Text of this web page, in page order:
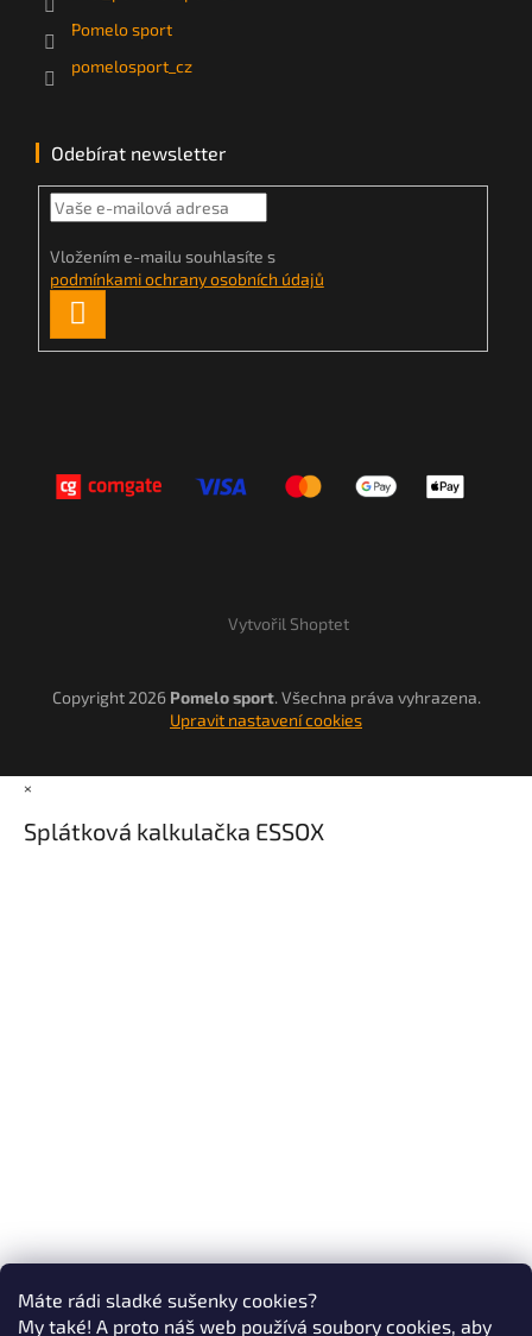
Máte rádi sladké sušenky cookies?
My také! A proto náš web používá soubory cookies, aby
Pomelo sport
pomelosport_cz
Odebírat newsletter
Vložením e-mailu souhlasíte s
podmínkami ochrany osobních údajů
SE
Vytvořil Shoptet
Copyright 2026 Pomelo sport. Všechna práva vyhrazena.
Upravit nastavení cookies
×
Splátková kalkulačka ESSOX